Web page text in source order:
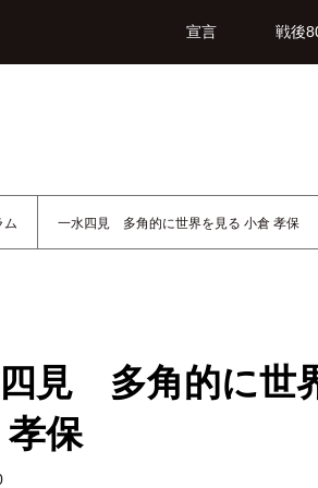
宣言 戦後
ム 一水四見 多角的に世界を見る 小倉 孝保
見 多角的に世
保